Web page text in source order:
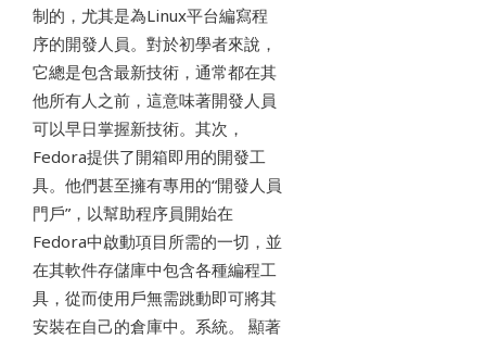
制的，尤其是為Linux平台編寫程
序的開發人員。對於初學者來說，
它總是包含最新技術，通常都在其
他所有人之前，這意味著開發人員
可以早日掌握新技術。其次，
Fedora提供了開箱即用的開發工
具。他們甚至擁有專用的“開發人員
門戶”，以幫助程序員開始在
Fedora中啟動項目所需的一切，並
在其軟件存儲庫中包含各種編程工
具，從而使用戶無需跳動即可將其
安裝在自己的倉庫中。系統。 顯著